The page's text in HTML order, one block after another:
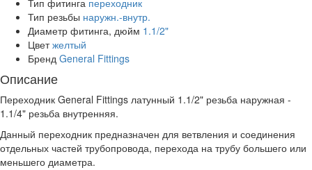
Тип фитинга переходник
Тип резьбы наружн.-внутр.
Диаметр фитинга, дюйм 1.1/2"
Цвет желтый
Бренд General Fittings
Описание
Переходник General Fittings латунный 1.1/2" резьба наружная -
1.1/4" резьба внутренняя.
Данный переходник предназначен для ветвления и соединения
отдельных частей трубопровода, перехода на трубу большего или
меньшего диаметра.